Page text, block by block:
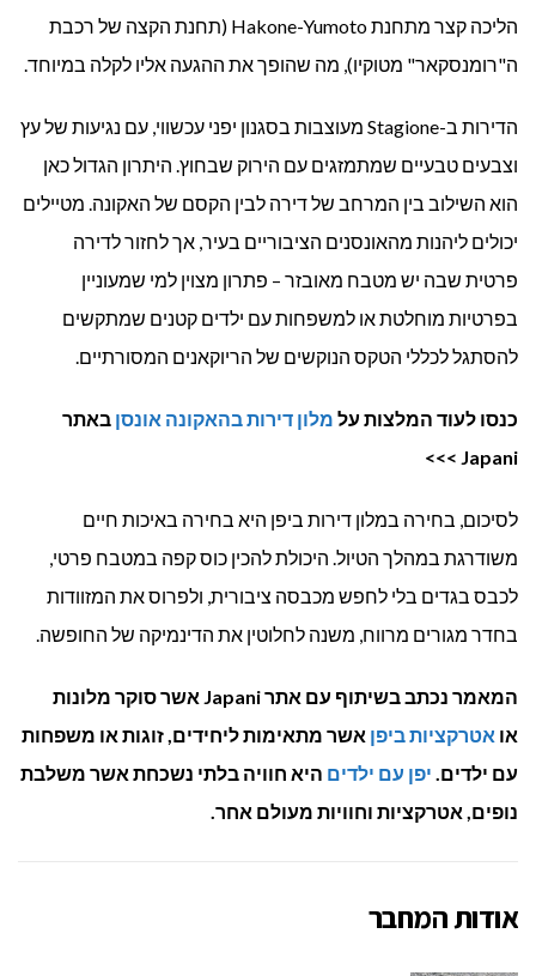
הליכה קצר מתחנת Hakone-Yumoto (תחנת הקצה של רכבת
ה"רומנסקאר" מטוקיו), מה שהופך את ההגעה אליו לקלה במיוחד.
הדירות ב-Stagione מעוצבות בסגנון יפני עכשווי, עם נגיעות של עץ
וצבעים טבעיים שמתמזגים עם הירוק שבחוץ. היתרון הגדול כאן
הוא השילוב בין המרחב של דירה לבין הקסם של האקונה. מטיילים
יכולים ליהנות מהאונסנים הציבוריים בעיר, אך לחזור לדירה
פרטית שבה יש מטבח מאובזר – פתרון מצוין למי שמעוניין
בפרטיות מוחלטת או למשפחות עם ילדים קטנים שמתקשים
להסתגל לכללי הטקס הנוקשים של הריוקאנים המסורתיים.
כנסו לעוד המלצות על מלון דירות בהאקונה אונסן באתר
Japani
>>>
לסיכום, בחירה במלון דירות ביפן היא בחירה באיכות חיים
משודרגת במהלך הטיול. היכולת להכין כוס קפה במטבח פרטי,
לכבס בגדים בלי לחפש מכבסה ציבורית, ולפרוס את המזוודות
בחדר מגורים מרווח, משנה לחלוטין את הדינמיקה של החופשה.
המאמר נכתב בשיתוף עם אתר Japani אשר סוקר מלונות
או אטרקציות ביפן אשר מתאימות ליחידים, זוגות או משפחות
עם ילדים. יפן עם ילדים היא חוויה בלתי נשכחת אשר משלבת
נופים, אטרקציות וחוויות מעולם אחר.
אודות המחבר